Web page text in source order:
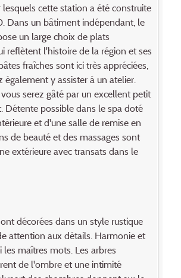
lesquels cette station a été construite
Dans un bâtiment indépendant, le
un large choix de plats
reflètent l'histoire de la région et ses
fraîches sont ici très appréciées,
également y assister à un atelier.
serez gâté par un excellent petit
Détente possible dans le spa doté
et d'une salle de remise en
de beauté et des massages sont
extérieure avec transats dans le
décorées dans un style rustique
attention aux détails. Harmonie et
maîtres mots. Les arbres
de l'ombre et une intimité